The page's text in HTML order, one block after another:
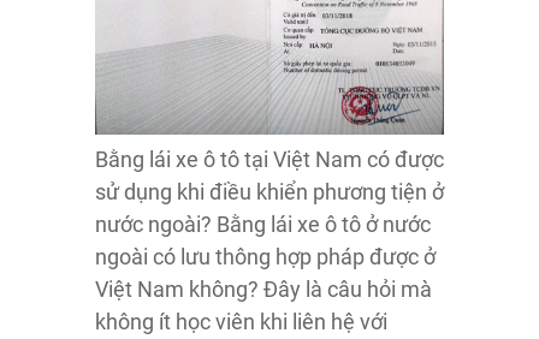
Bằng lái xe ô tô tại Việt Nam có được
sử dụng khi điều khiển phương tiện ở
nước ngoài? Bằng lái xe ô tô ở nước
ngoài có lưu thông hợp pháp được ở
Việt Nam không? Đây là câu hỏi mà
không ít học viên khi liên hệ với